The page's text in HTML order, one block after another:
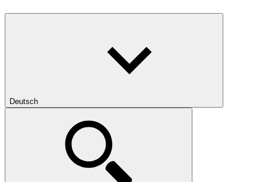
Deutsch